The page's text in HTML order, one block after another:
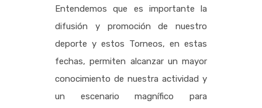
Entendemos que es importante la
difusión y promoción de nuestro
deporte y estos Torneos, en estas
fechas, permiten alcanzar un mayor
conocimiento de nuestra actividad y
un escenario magnífico para